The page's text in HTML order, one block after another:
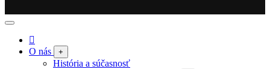
O nás +
História a súčasnosť